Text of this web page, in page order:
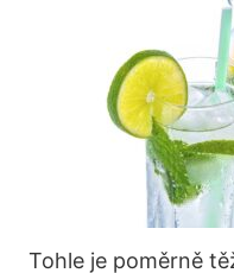
Tohle je poměrně